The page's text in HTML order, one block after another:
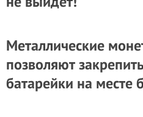
Металлические
позволяют
батарейки на месте